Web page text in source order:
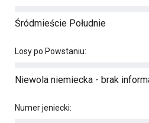
Śródmieście Południe
Losy po Powstaniu:
Niewola niemiecka - brak
Numer jeniecki: